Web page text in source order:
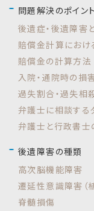
問題解決のポイント
後遺症・後遺障害
賠償金計算におけ
賠償金の計算方法
入院・通院時の損
過失割合・過失相
弁護士に相談する
弁護士と行政書士
後遺障害の種類
高次脳機能障害
遷延性意識障害（
脊髄損傷